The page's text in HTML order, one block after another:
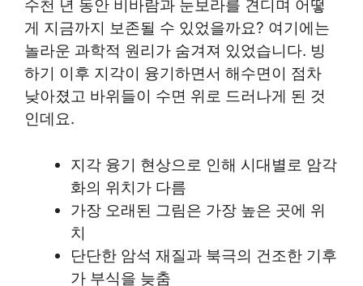
수천 년 동안 비바람과 눈보라를 견디며 어떻
게 지금까지 보존될 수 있었을까요? 여기에는
놀라운 과학적 원리가 숨겨져 있었습니다. 빙
하기 이후 지각이 융기하면서 해수면이 점차
낮아졌고 바위들이 수면 위로 드러나게 된 것
인데요.
지각 융기 현상으로 인해 시대별로 암각
화의 위치가 다름
가장 오래된 그림은 가장 높은 곳에 위
치
단단한 암석 재질과 북극의 건조한 기후
가 부식을 늦춤